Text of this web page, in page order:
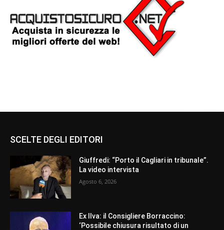
SCELTE DEGLI EDITORI
Giuffredi: “Porto il Cagliari in tribunale”.
La video intervista
Agosto 6, 2026
Ex Ilva: il Consigliere Borraccino:
‘Possibile chiusura risultato di un